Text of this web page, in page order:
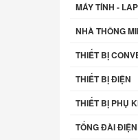
MÁY TÍNH -
NHÀ THÔNG
THIẾT BỊ
THIẾT BỊ ĐIỆN
THIẾT BỊ PHỤ
TỔNG ĐÀI